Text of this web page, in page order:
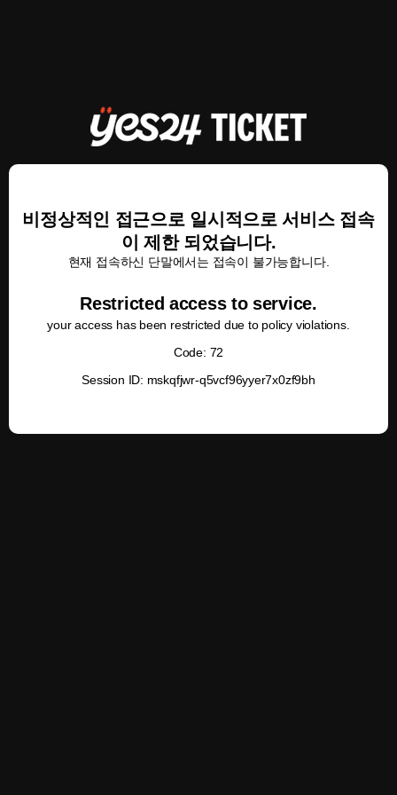
비정상적인 접근으로 일시적으로 서비스 접속
이 제한 되었습니다.
현재 접속하신 단말에서는 접속이 불가능합니다.
Restricted access to service.
your access has been restricted due to policy violations.
Code: 72
Session ID: mskqfjwr-q5vcf96yyer7x0zf9bh